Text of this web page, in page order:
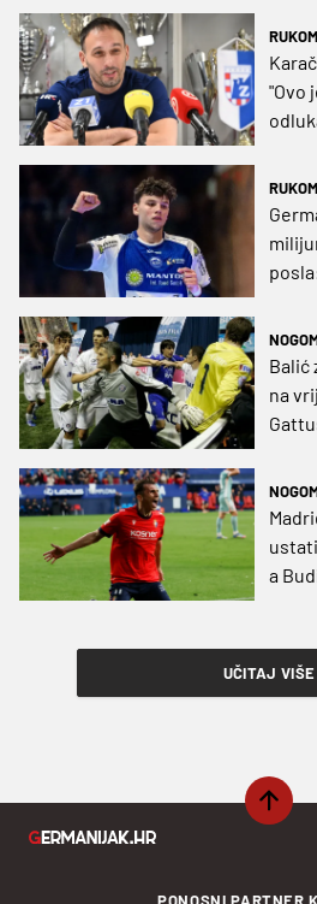
"Ovo
Balić
na
puno
a
UČITAJ VIŠE